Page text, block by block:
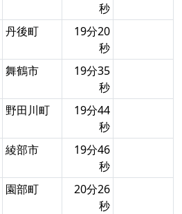
秒
丹後町
19分20
秒
舞鶴市
19分35
秒
野田川町
19分44
秒
綾部市
19分46
秒
園部町
20分26
秒